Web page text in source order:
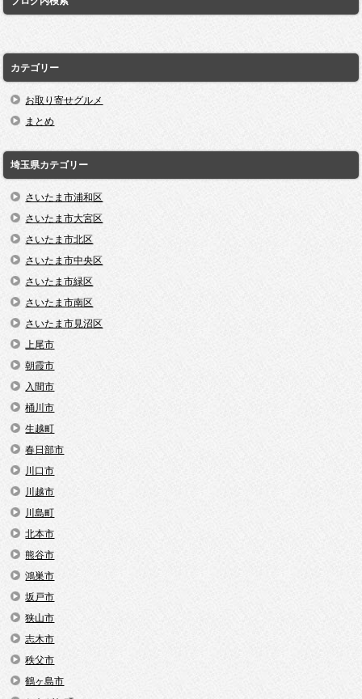
カテゴリー
お取り寄せグルメ
まとめ
埼玉県カテゴリー
さいたま市浦和区
さいたま市大宮区
さいたま市北区
さいたま市中央区
さいたま市緑区
さいたま市南区
さいたま市見沼区
上尾市
朝霞市
入間市
桶川市
生越町
春日部市
川口市
川越市
川島町
北本市
熊谷市
鴻巣市
坂戸市
狭山市
志木市
秩父市
鶴ヶ島市